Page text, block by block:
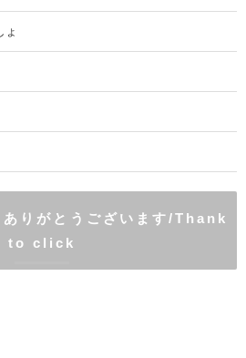
ょ
ありがとうございます/Thank
to click